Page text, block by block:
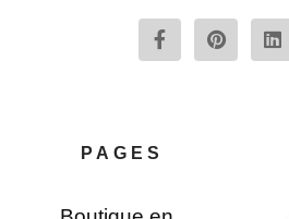
F
a
c
P
i
n
L
i
n
PAGES